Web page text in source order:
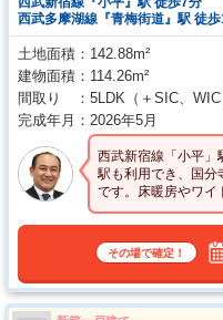
西武多摩湖線『青梅街道』駅 徒
土地面積
142.88m²
建物面積
114.26m²
間取り
5LDK （＋SIC、WIC
完成年月
2026年5月
西武新宿線「小平」
駅も利用でき、国分
です。床暖房やワイ
設備が充実しており
その場で確定！